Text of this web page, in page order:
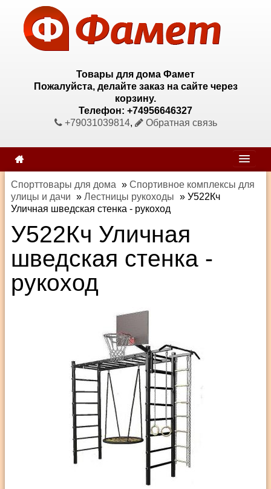
Товары для дома Фамет
Пожалуйста, делайте заказ на сайте через
корзину.
Телефон: +74956646327
+79031039814, Обратная связь
Спорттовары для дома » Спортивное комплексы для
улицы и дачи » Лестницы рукоходы » У522Кч
Уличная шведская стенка - рукоход
У522Кч Уличная
шведская стенка -
рукоход